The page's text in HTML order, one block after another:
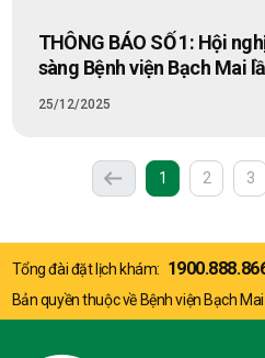
THÔNG BÁO SỐ 1: Hội
sàng Bệnh viện Bạch Mai
25/12/2025
Previous
1 (current)
2 3
Tổng đài đặt lịch khám:
Bản quyền thuộc về Bệnh viện Bạch